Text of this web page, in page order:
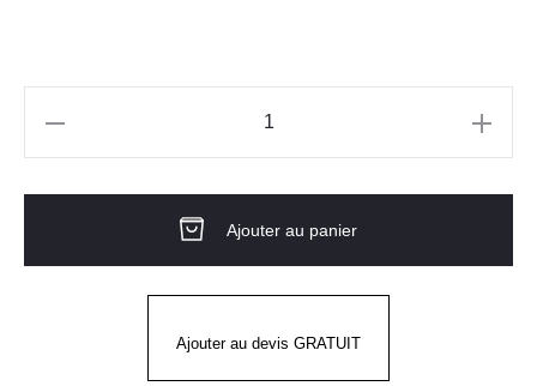
PREMIUM
Ajouter au panier
Ajouter au devis GRATUIT